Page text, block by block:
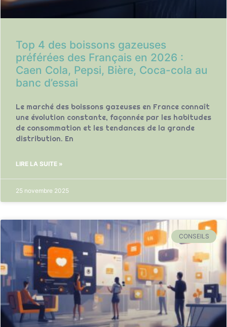
Top 4 des boissons gazeuses
préférées des Français en 2026 :
Caen Cola, Pepsi, Bière, Coca-cola au
banc d’essai
Le marché des boissons gazeuses en France connaît
une évolution constante, façonnée par les habitudes
de consommation et les tendances de la grande
distribution. En
LIRE LA SUITE »
25 novembre 2025
CONSEILS